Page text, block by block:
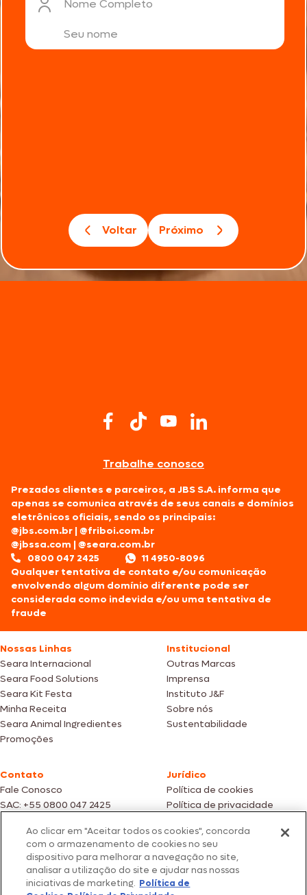
Nome Completo
Voltar Próximo
Trabalhe conosco
Prezados clientes e parceiros, a JBS S.A. informa que
apenas se comunica através de seus canais e domínios
eletrônicos oficiais, sendo os principais:
@jbs.com.br |@friboi.com.br
@jbssa.com |@seara.com.br
0800 047 2425
11 4950-8096
Qualquer tentativa de contato e/ou comunicação
envolvendo algum domínio diferente pode ser
considerada como indevida e/ou uma tentativa de
fraude
Nossas Linhas
Seara Internacional
Seara Food Solutions
Seara Kit Festa
Minha Receita
Seara Animal Ingredientes
Promoções
Institucional
Outras Marcas
Imprensa
Instituto J&F
Sobre nós
Sustentabilidade
Contato
Fale Conosco
SAC: +55 0800 047 2425
Jurídico
Política de cookies
Política de privacidade
Fotos meramente ilustrativas | Ofertas válidas enquanto durarem os
estoques dos nossos parceiros | Vendas sujeitas a análise e confirmação
de dados.
Os preços, promoções e condições de pagamento são válidos
exclusivamente para compras efetuadas em nossos parceiros.
Ao clicar em "Aceitar todos os cookies", concorda
com o armazenamento de cookies no seu
dispositivo para melhorar a navegação no site,
analisar a utilização do site e ajudar nas nossas
iniciativas de marketing. Política de